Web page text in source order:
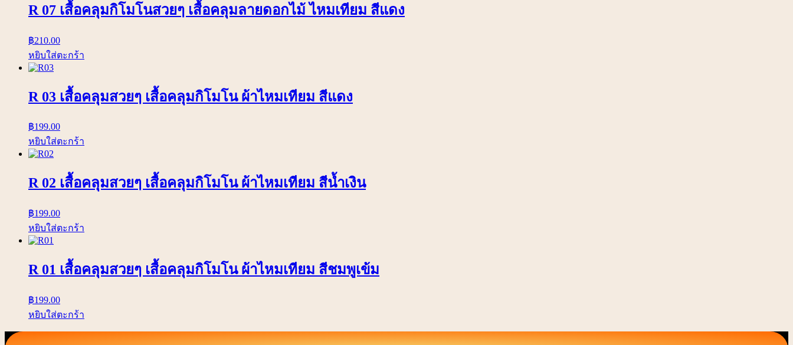
R 07 เสื้อคลุมกิโมโนสวยๆ เสื้อคลุมลายดอกไม้ ไหมเทียม สีแดง
฿210.00
หยิบใส่ตะกร้า
R 03 เสื้อคลุมสวยๆ เสื้อคลุมกิโมโน ผ้าไหมเทียม สีแดง
฿199.00
หยิบใส่ตะกร้า
R 02 เสื้อคลุมสวยๆ เสื้อคลุมกิโมโน ผ้าไหมเทียม สีน้ำเงิน
฿199.00
หยิบใส่ตะกร้า
R 01 เสื้อคลุมสวยๆ เสื้อคลุมกิโมโน ผ้าไหมเทียม สีชมพูเข้ม
฿199.00
หยิบใส่ตะกร้า